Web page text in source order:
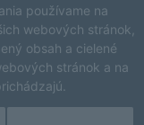
používame na
webových stránok,
obsah a cielené
stránok a na
vyhradené.